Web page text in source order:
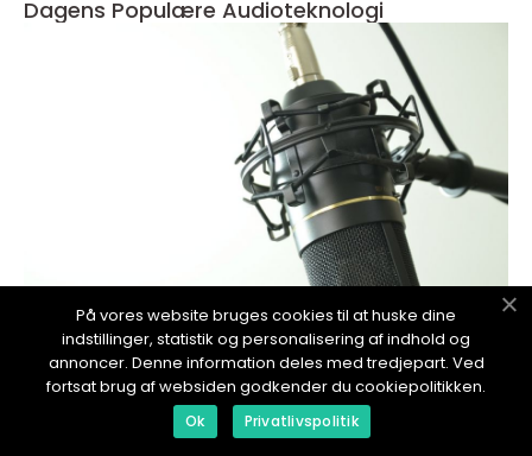
Dagens Populære Audioteknologi
redaktionel
Dårlig lyd på iPhone: En dybdegående
På vores website bruges cookies til at huske dine
indstillinger, statistik og personalisering af indhold og
annoncer. Denne information deles med tredjepart. Ved
fortsat brug af websiden godkender du cookiepolitikken.
Ok Privatlivspolitik